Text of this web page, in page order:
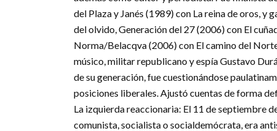
del Plaza y Janés (1989) con La reina de oros, y
del olvido, Generación del 27 (2006) con El
Norma/Belacqva (2006) con El camino del
músico, militar republicano y espía Gustavo
de su generación, fue cuestionándose
posiciones liberales. Ajustó cuentas de forma
La izquierda reaccionaria: El 11 de septiembre
comunista, socialista o socialdemócrata, era